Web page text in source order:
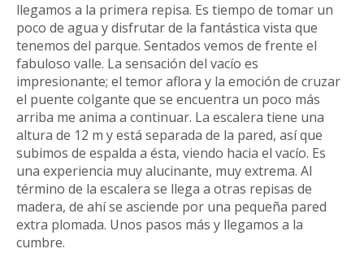
llegamos a la primera repisa. Es tiempo de tomar un
poco de agua y disfrutar de la fantástica vista que
tenemos del parque. Sentados vemos de frente el
fabuloso valle. La sensación del vacío es
impresionante; el temor aflora y la emoción de cruzar
el puente colgante que se encuentra un poco más
arriba me anima a continuar. La escalera tiene una
altura de 12 m y está separada de la pared, así que
subimos de espalda a ésta, viendo hacia el vacío. Es
una experiencia muy alucinante, muy extrema. Al
término de la escalera se llega a otras repisas de
madera, de ahí se asciende por una pequeña pared
extra plomada. Unos pasos más y llegamos a la
cumbre.